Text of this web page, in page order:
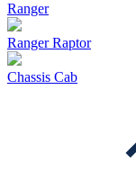
Ranger
Ranger Raptor
Chassis Cab